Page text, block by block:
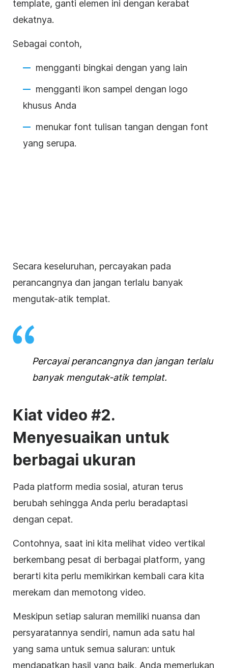
template, ganti elemen ini dengan kerabat
dekatnya.
Sebagai contoh,
mengganti bingkai dengan yang lain
mengganti ikon sampel dengan logo
khusus Anda
menukar font tulisan tangan dengan font
yang serupa.
Secara keseluruhan, percayakan pada
perancangnya dan jangan terlalu banyak
mengutak-atik templat.
Percayai perancangnya dan jangan terlalu
banyak mengutak-atik templat.
Kiat video #2.
Menyesuaikan untuk
berbagai ukuran
Pada platform media sosial, aturan terus
berubah sehingga Anda perlu beradaptasi
dengan cepat.
Contohnya, saat ini kita melihat video vertikal
berkembang pesat di berbagai platform, yang
berarti kita perlu memikirkan kembali cara kita
merekam dan memotong video.
Meskipun setiap saluran memiliki nuansa dan
persyaratannya sendiri, namun ada satu hal
yang sama untuk semua saluran: untuk
mendapatkan hasil yang baik, Anda memerlukan